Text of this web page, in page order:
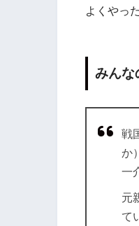
よくやっ
みんな
戦
か
一
元
て